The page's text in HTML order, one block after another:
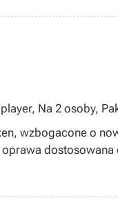
Na 2 osoby,
Xbox Game
wzbogacone o